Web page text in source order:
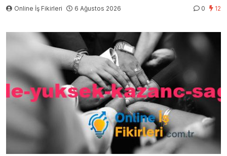
Online İş Fikirleri 6 Ağustos 2026 0 12